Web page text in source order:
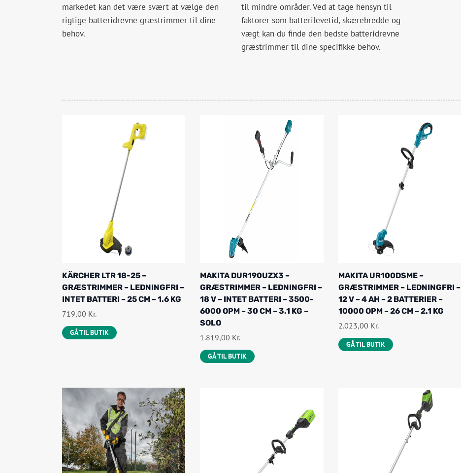
markedet kan det være svært at vælge den
rigtige batteridrevne græstrimmer til dine
behov.
til mindre områder. Ved at tage hensyn til
faktorer som batterilevetid, skærebredde og
vægt kan du finde den bedste batteridrevne
græstrimmer til dine specifikke behov.
KÄRCHER LTR 18-25 –
GRÆSTRIMMER – LEDNINGFRI –
INTET BATTERI – 25 CM – 1.6 KG
719,00 Kr.
GÅ TIL BUTIK
MAKITA DUR190UZX3 –
GRÆSTRIMMER – LEDNINGFRI –
18 V – INTET BATTERI – 3500-
6000 OPM – 30 CM – 3.1 KG –
SOLO
1.819,00 Kr.
GÅ TIL BUTIK
MAKITA UR100DSME –
GRÆSTRIMMER – LEDNINGFRI –
12 V – 4 AH – 2 BATTERIER –
10000 OPM – 26 CM – 2.1 KG
2.023,00 Kr.
GÅ TIL BUTIK